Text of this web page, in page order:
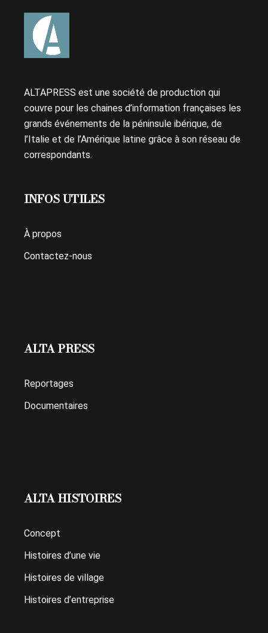
ALTAPRESS est une société de production qui
couvre pour les chaines d’information françaises les
grands événements de la péninsule ibérique, de
l’Italie et de l’Amérique latine grâce à son réseau de
correspondants.
INFOS UTILES
À propos
Contactez-nous
ALTA PRESS
Reportages
Documentaires
ALTA HISTOIRES
Concept
Histoires d’une vie
Histoires de village
Histoires d’entreprise